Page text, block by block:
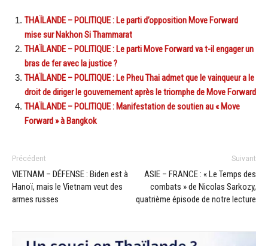
THAÏLANDE – POLITIQUE : Le parti d’opposition Move Forward
mise sur Nakhon Si Thammarat
THAÏLANDE – POLITIQUE : Le parti Move Forward va t-il engager un
bras de fer avec la justice ?
THAÏLANDE – POLITIQUE : Le Pheu Thai admet que le vainqueur a le
droit de diriger le gouvernement après le triomphe de Move Forward
THAÏLANDE – POLITIQUE : Manifestation de soutien au « Move
Forward » à Bangkok
Précédent
VIETNAM – DÉFENSE : Biden est à
Hanoï, mais le Vietnam veut des
armes russes
Suivant
ASIE – FRANCE : « Le Temps des
combats » de Nicolas Sarkozy,
quatrième épisode de notre lecture